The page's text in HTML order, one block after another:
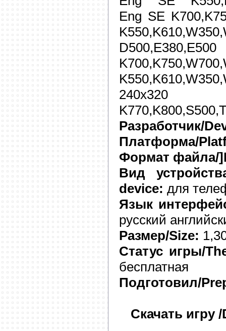
Eng SE
Разработчик/
Платформа/
Формат файла/
Вид
device: для
Язык
русский
Размер/Size:
Статус игры/
бесплатная
Подготовил/
Скачать игру